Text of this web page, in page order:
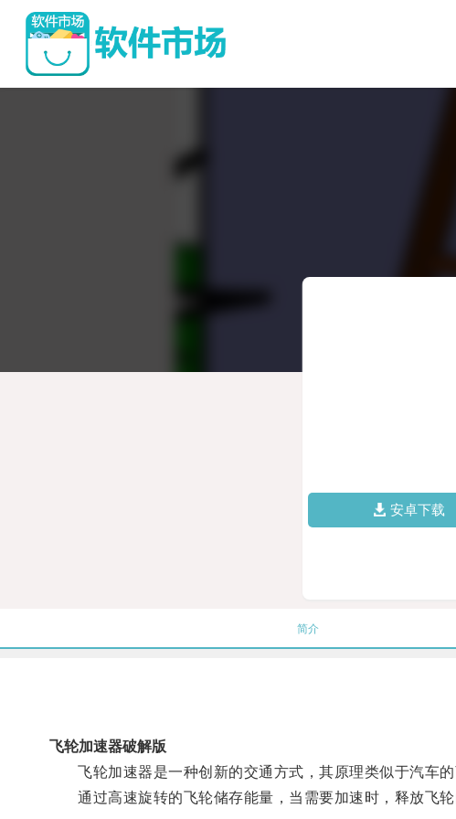
安卓下载
简介
飞轮加速器破解版
飞轮加速器是一种创新的交通方式，其原理类似于汽车的
通过高速旋转的飞轮储存能量，当需要加速时，释放飞轮